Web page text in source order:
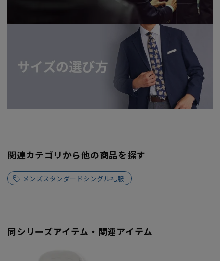
関連カテゴリから他の商品を探す
メンズスタンダードシングル礼服
同シリーズアイテム・関連アイテム